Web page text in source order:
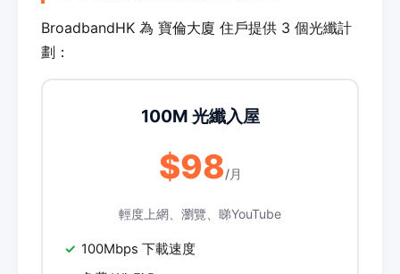
BroadbandHK 為 寶倫大廈 住戶提供 3 個光纖計
劃：
100M 光纖入屋
$98/月
輕度上網、瀏覽、睇YouTube
100Mbps 下載速度